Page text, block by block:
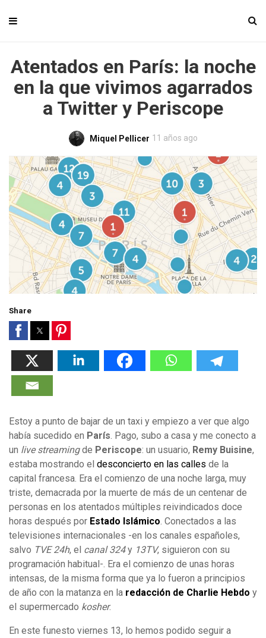
Atentados en París: la noche
en la que vivimos agarrados
a Twitter y Periscope
Miquel Pellicer 11 años ago
Share
Estoy a punto de bajar de un taxi y empiezo a ver que algo
había sucedido en París. Pago, subo a casa y me conecto a
un live streamingde Periscope: un usuario, Remy Buisine,
estaba mostrando el desconcierto en las calles de la
capital francesa. Era el comienzo de una noche larga, muy
triste, demacrada por la muerte de más de un centenar de
personas en los atentados múltiples reivindicados doce
horas después por Estado Islámico. Conectados a las
televisiones internacionales -en los canales españoles,
salvo TVE 24h, el canal 324y 13TV, siguieron con su
programación habitual-. Era el comienzo de unas horas
intensas, de la misma forma que ya lo fueron a principios
de año con la matanza en la redacción de Charlie Hebdo y
el supermercado kosher.
En este funesto viernes 13, lo hemos podido seguir a